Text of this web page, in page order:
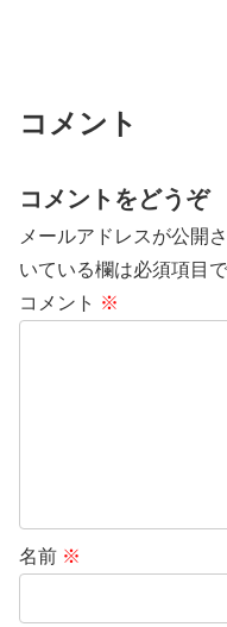
コメント
コメントをどうぞ
メールアドレスが公開
いている欄は必須項目
コメント ※
名前 ※